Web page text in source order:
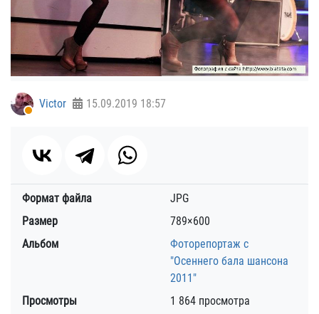
Victor 15.09.2019 18:57
Формат файла
JPG
Размер
789×600
Альбом
Фоторепортаж с
"Осеннего бала шансона
2011"
Просмотры
1 864 просмотра